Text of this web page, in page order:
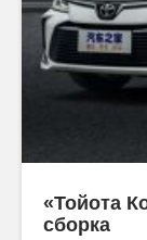
«Тойота
сборка